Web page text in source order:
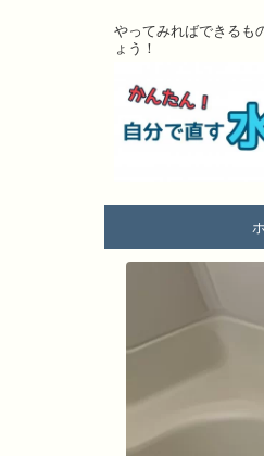
やってみればできるも
ょう！